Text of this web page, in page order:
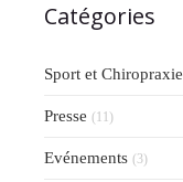
Catégories
Sport et Chiropraxie
Presse (11)
Evénements (3)